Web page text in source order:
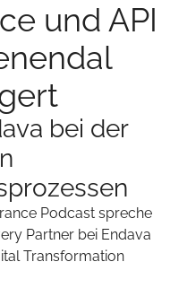
und API
bei der
Podcast spreche
Partner bei Endava
Transformation